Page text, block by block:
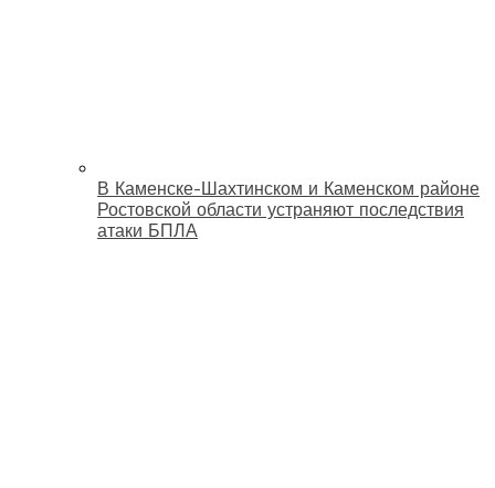
В Каменске-Шахтинском и Каменском районе
Ростовской области устраняют последствия
атаки БПЛА